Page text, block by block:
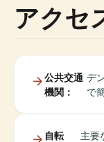
アクセ
公共交通
機関：
デ
で
自転
主要